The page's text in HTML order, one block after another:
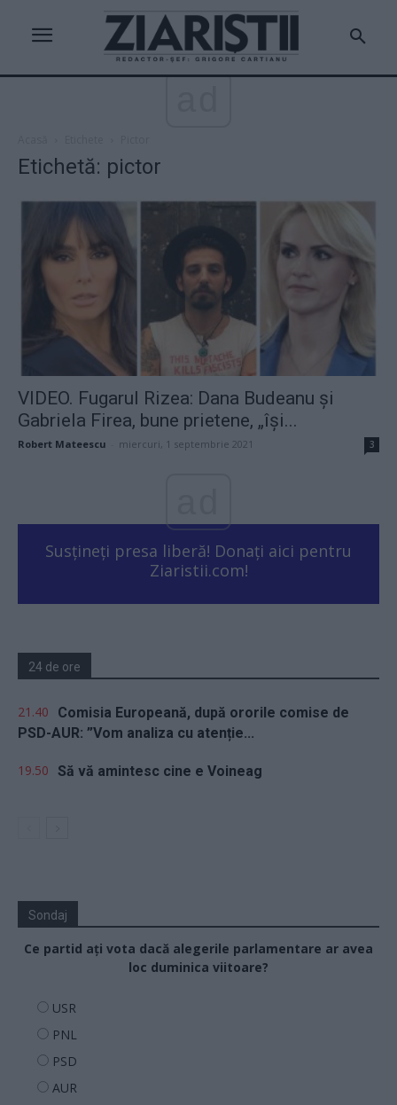
Etichetă: pictor
VIDEO. Fugarul Rizea: Dana Budeanu și
Gabriela Firea, bune prietene, „își...
Robert Mateescu miercuri, 1 septembrie 2021 3
Susțineți presa liberă! Donați aici pentru
Ziaristii.com!
24 de ore
21.40
Comisia Europeană, după ororile comise de
PSD-AUR: ”Vom analiza cu atenție...
19.50 Să vă amintesc cine e Voineag
Sondaj
Ce partid ați vota dacă alegerile parlamentare ar avea
loc duminica viitoare?
USR
PNL
PSD
AUR